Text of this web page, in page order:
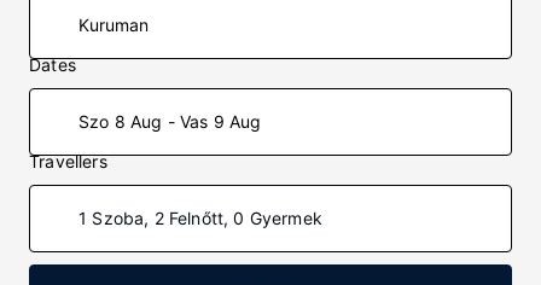
Dates
Szo 8 Aug - Vas 9 Aug
Travellers
1 Szoba, 2 Felnőtt, 0 Gyermek